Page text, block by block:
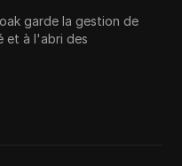
garde la gestion de
et à l'abri des